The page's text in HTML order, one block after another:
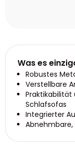
Was es
Robustes
Verstellbare
Praktikabilität
Schlafsofas
Integrierter